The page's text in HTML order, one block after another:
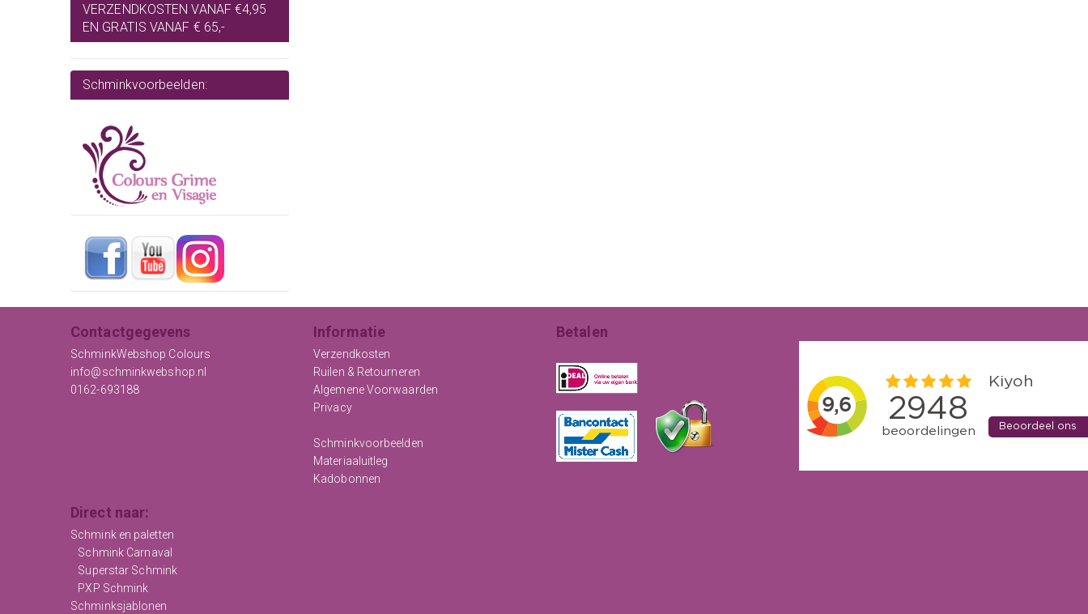
VERZENDKOSTEN VANAF €4,95
EN GRATIS VANAF € 65,-
Schminkvoorbeelden:
Contactgegevens
SchminkWebshop Colours
info@schminkwebshop.nl
0162-693188
Informatie
Verzendkosten
Ruilen & Retourneren
Algemene Voorwaarden
Privacy
Schminkvoorbeelden
Materiaaluitleg
Kadobonnen
Betalen
Direct naar:
Schmink en paletten
Schmink Carnaval
Superstar Schmink
PXP Schmink
Schminksjablonen